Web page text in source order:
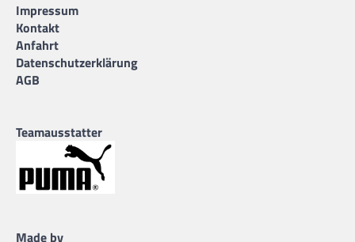
Impressum
Kontakt
Anfahrt
Datenschutzerklärung
AGB
Teamausstatter
Made by